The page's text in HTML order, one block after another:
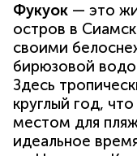
Фукуок — это
остров в
своими
бирюзовой
Здесь
круглый год,
местом для
идеальное